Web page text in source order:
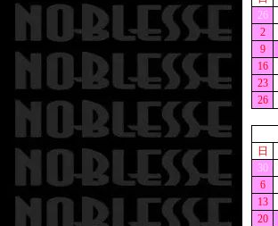
26
2
9
16
23
26
日
30
6
13
20